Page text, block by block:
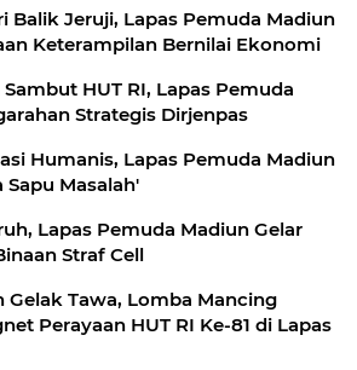
Balik Jeruji, Lapas Pemuda Madiun
Keterampilan Bernilai Ekonomi
HUT RI, Lapas Pemuda
Strategis Dirjenpas
Humanis, Lapas Pemuda Madiun
Sapu Masalah'
Lapas Pemuda Madiun Gelar
Straf Cell
Gelak Tawa, Lomba Mancing
Perayaan HUT RI Ke-81 di Lapas